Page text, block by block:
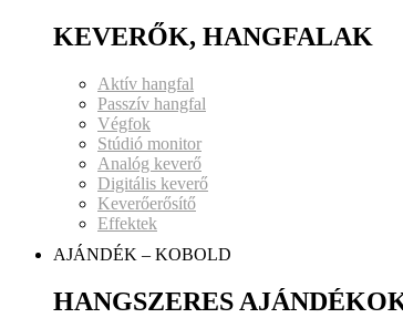
KEVERŐK, HANGFALAK
Aktív hangfal
Passzív hangfal
Végfok
Stúdió monitor
Analóg keverő
Digitális keverő
Keverőerősítő
Effektek
AJÁNDÉK – KOBOLD
HANGSZERES